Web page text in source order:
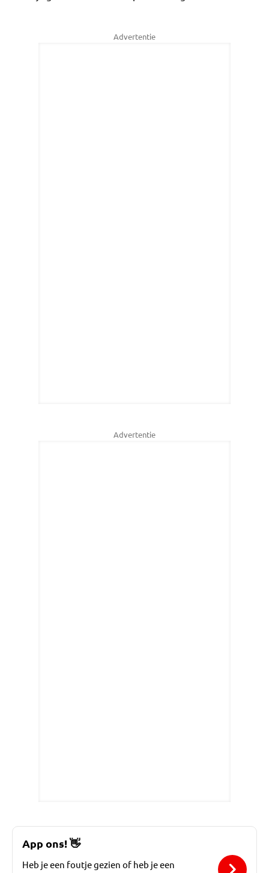
Advertentie
Advertentie
App ons!👋
Heb je een foutje gezien of heb je een